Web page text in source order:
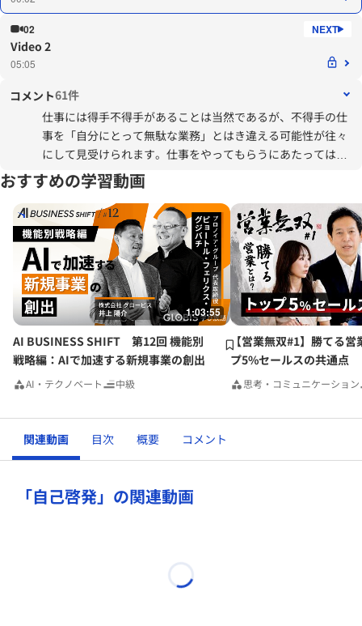
02
Video 2
05:05
コメント61件
仕事には得手不得手があることは当然であるが、不得手の仕
事を「自分にとって無駄な業務」とはき違える可能性が往々
にして見受けられます。仕事をやってもらうにあたっては、
その仕事が会社にとって何故必要なのか、なぜあなたなの
か、ということを本人が納得できることが一番ですが、一度
「無駄」と思うと、その考えを修正させることはとても難し
いのが実情。部門全体の業務については、仮に新人であって
も早いうちに全体像を説明し、自分事の大きな塊として納得
してもらうと良いかもしれません。部門の業務遂行で必要な
スキルを説明し、そのスキル修得のためのプロセス案（OJT
として）まで提示できれば、大概の仕事を無駄ととらえるこ
となく、将来の糧として受け入れる素地ができると思われま
す。但し、上司から見ても無駄な仕事については（でもやら
ざるを得ない仕事もあります）、しっかりと説明すれば、受
け入れてくれる筈。
ね。
おすすめの学習動画
1:03:55
AI BUSINESS SHIFT 第12回 機能別
戦略編：AIで加速する新規事業の創出
AI・テクノベート 中級
【営業無双#1】勝てる営
プ5%セールスの共通点
思考・コミュニケーション
関連動画 目次 概要 コメント
「自己啓発」の関連動画